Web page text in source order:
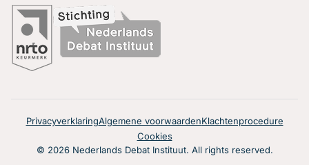
PrivacyverklaringAlgemene voorwaardenKlachtenprocedure
Cookies
© 2026 Nederlands Debat Instituut. All rights reserved.